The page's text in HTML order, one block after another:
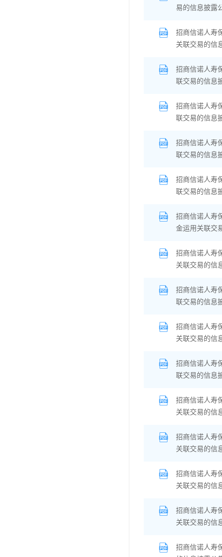
易的信息披露
招商信诺人寿
关联交易的信
招商信诺人寿
联交易的信息
招商信诺人寿
联交易的信息
招商信诺人寿
联交易的信息
招商信诺人寿
联交易的信息
招商信诺人寿
金运用关联交
招商信诺人寿
关联交易的信
招商信诺人寿
联交易的信息
招商信诺人寿
关联交易的信
招商信诺人寿
联交易的信息
招商信诺人寿
关联交易的信
招商信诺人寿
关联交易的信
招商信诺人寿
关联交易的信
招商信诺人寿
关联交易的信
招商信诺人寿